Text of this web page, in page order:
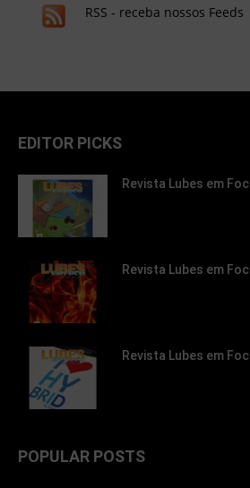
RSS - receba nossos Feeds
EDITOR PICKS
Revista Lubes em
Revista Lubes em
Revista Lubes em
POPULAR POSTS